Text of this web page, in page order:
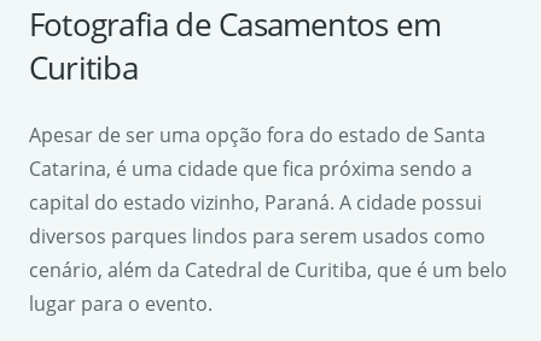
Fotografia de Casamentos em
Curitiba
Apesar de ser uma opção fora do estado de Santa
Catarina, é uma cidade que fica próxima sendo a
capital do estado vizinho, Paraná. A cidade possui
diversos parques lindos para serem usados como
cenário, além da Catedral de Curitiba, que é um belo
lugar para o evento.